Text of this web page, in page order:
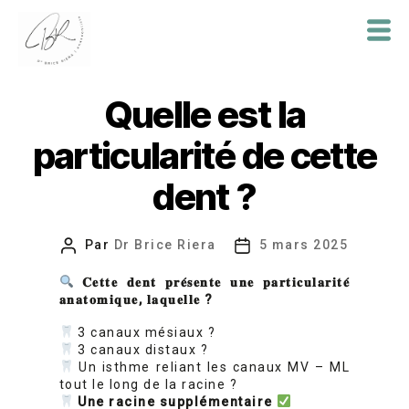
Quelle est la
particularité de cette
dent ?
Auteur
l’article
Par Dr Brice Riera
Date
l’article
5 mars 2025
𝐂𝐞𝐭𝐭𝐞 𝐝𝐞𝐧𝐭 𝐩𝐫𝐞𝐬𝐞𝐧𝐭𝐞 𝐮𝐧𝐞
𝐩𝐚𝐫𝐭𝐢𝐜𝐮𝐥𝐚𝐫𝐢𝐭𝐞
𝐚𝐧𝐚𝐭𝐨𝐦𝐢𝐪𝐮𝐞, 𝐥𝐚𝐪𝐮𝐞𝐥𝐥𝐞 ?
3 canaux mésiaux ?
3 canaux distaux ?
Un isthme reliant les canaux MV – ML
tout le long de la racine ?
Une racine supplémentaire